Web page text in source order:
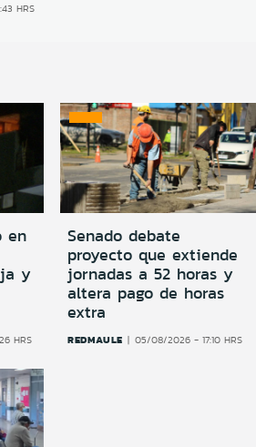
HRS
en
y
HRS
Senado debate
proyecto que extiende
jornadas a 52 horas y
altera pago de horas
extra
REDMAULE 05/08/2026 - 17:10 HRS